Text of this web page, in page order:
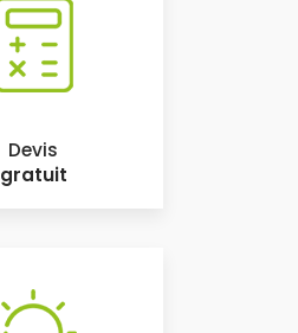
Devis
gratuit